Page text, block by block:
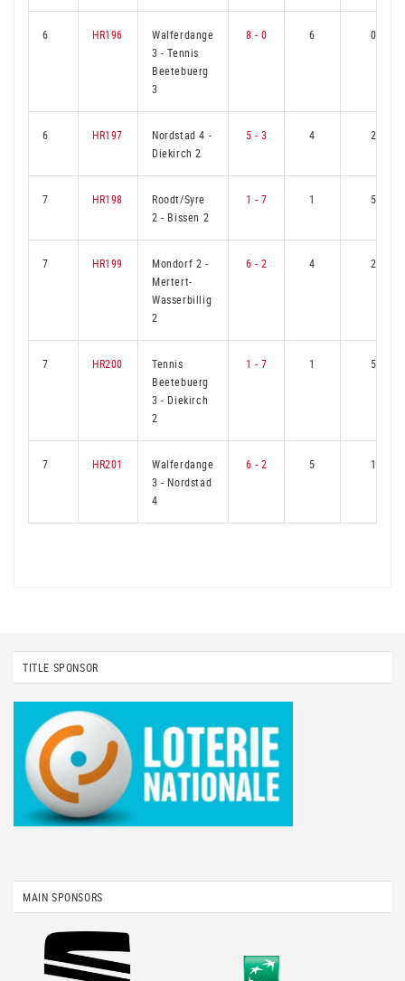
6 HR196
Walferdange
3-Tennis
Beetebuerg
3
8 - 0 6 0
6 HR197 Nordstad 4 -
Diekirch 2
5 - 3 4 2
7 HR198
Roodt/Syre
2- Bissen 2
1 - 7 1 5
7 HR199 Mondorf 2 -
Mertert-
Wasserbillig
2
6 - 2 4 2
7 HR200
Tennis
Beetebuerg
3- Diekirch
2
1 - 7 1 5
7 HR201
Walferdange
3- Nordstad
4
6 - 2 5 1
TITLE SPONSOR
MAIN SPONSORS